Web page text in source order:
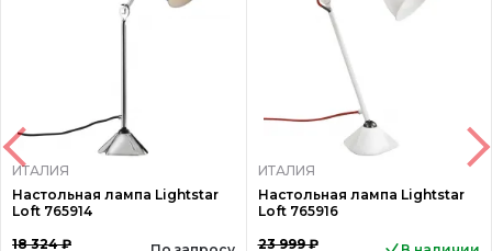
ИТАЛИЯ
Настольная лампа Lightstar
Loft 765914
18 324 ₽
ИТАЛИЯ
Настольная лампа Lightstar
Loft 765916
23 999 ₽